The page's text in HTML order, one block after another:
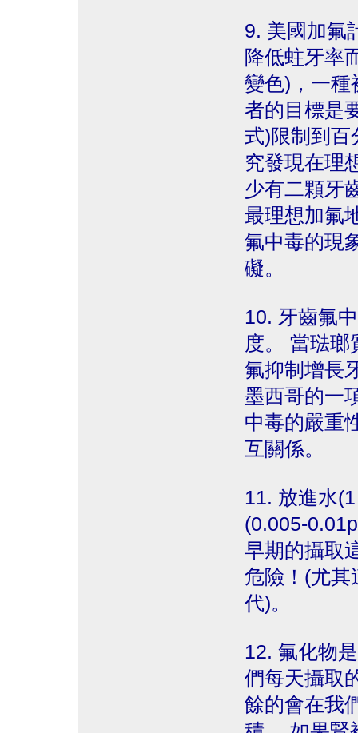
9. 美國加氟
降低蛀牙率
變色)，一種
者的目標是
式)限制到百
究發現在理
少有二顆牙
最理想加氟
氟中毒的現
礙。
10. 牙齒氟
度。 當琺瑯
氟抑制增長
墨西哥的一
中毒的嚴重
互關係。
11. 放進水
(0.005-
早期的攝取
危險！(尤其
代)。
12. 氟化物
們每天攝取
餘的會在我